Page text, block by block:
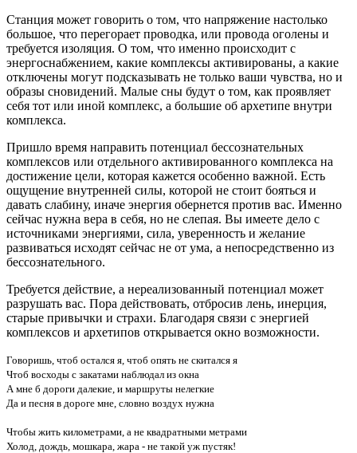
Станция может говорить о том, что напряжение настолько
большое, что перегорает проводка, или провода оголены и
требуется изоляция. О том, что именно происходит с
энергоснабжением, какие комплексы активированы, а какие
отключены могут подсказывать не только ваши чувства, но и
образы сновидений. Малые сны будут о том, как проявляет
себя тот или иной комплекс, а большие об архетипе внутри
комплекса.
Пришло время направить потенциал бессознательных
комплексов или отдельного активированного комплекса на
достижение цели, которая кажется особенно важной. Есть
ощущение внутренней силы, которой не стоит бояться и
давать слабину, иначе энергия обернется против вас. Именно
сейчас нужна вера в себя, но не слепая. Вы имеете дело с
источниками энергиями, сила, уверенность и желание
развиваться исходят сейчас не от ума, а непосредственно из
бессознательного.
Требуется действие, а нереализованный потенциал может
разрушать вас. Пора действовать, отбросив лень, инерция,
старые привычки и страхи. Благодаря связи с энергией
комплексов и архетипов открывается окно возможности.
Говоришь, чтоб остался я, чтоб опять не скитался я
Чтоб восходы с закатами наблюдал из окна
А мне б дороги далекие, и маршруты нелегкие
Да и песня в дороге мне, словно воздух нужна
Чтобы жить километрами, а не квадратными метрами
Холод, дождь, мошкара, жара - не такой уж пустяк!